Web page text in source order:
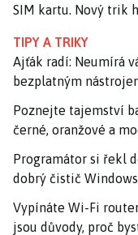
SIM kartu. Nový trik
TIPY A TRIKY
Ajťák radí: Neumírá
bezplatným
Poznejte tajemství
černé, oranžové a
Programátor si řekl
dobrý čistič
Vypínáte Wi-Fi
jsou důvody, proč